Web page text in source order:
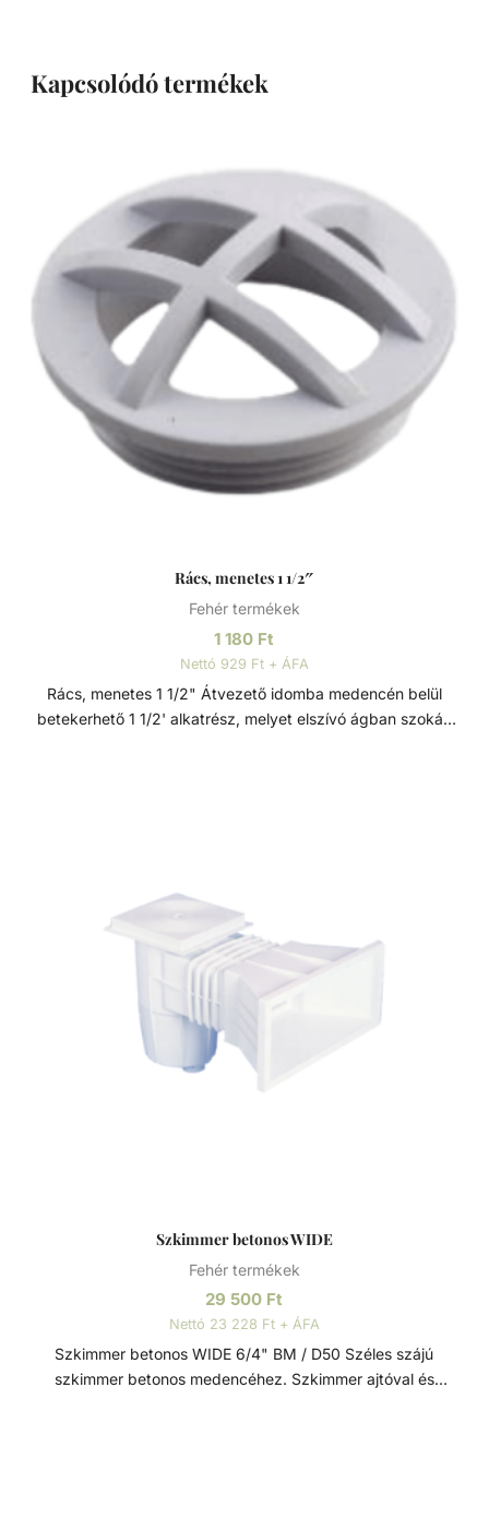
Kapcsolódó termékek
Rács, menetes 1 1/2″
Fehér termékek
1 180 Ft
Nettó 929 Ft + ÁFA
Rács, menetes 1 1/2" Átvezető idomba medencén belül
betekerhető 1 1/2' alkatrész, melyet elszívó ágban szokás
anyagai kombinálásából fakad. Az akrilnitril növeli a hő- és
kémiai ellenállást, a butadién fokozza a tartósságot és
szívósságot, a sztirol pedig javítja a megmunkálhatóságot,
csökkenti a költségeket és fényes felületet biztosít.
Szkimmer betonos WIDE
Fehér termékek
29 500 Ft
Nettó 23 228 Ft + ÁFA
Szkimmer betonos WIDE 6/4" BM / D50 Széles szájú
szkimmer betonos medencéhez. Szkimmer ajtóval és